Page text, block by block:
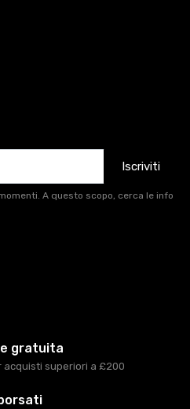
Iscriviti
A questo scopo, cerca le info
gratuita
superiori a £200